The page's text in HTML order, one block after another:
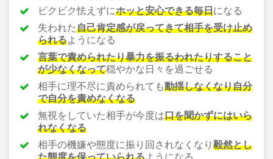
ビクビク怯えずにホッと安心できる毎日になる
失われた自己肯定感が戻ってきて相手を受け止め
られるようになる
言葉で責められたり暴力を振るわれたりすること
が少なくなって穏やかな日々を過ごせる
相手に理不尽に責められても動揺しなくなり自分
で自分を責めなくなる
無視をしていた相手が今度は口を聞かずにはいら
れなくなる
相手の機嫌や態度に振り回されなくなり 毅然とし